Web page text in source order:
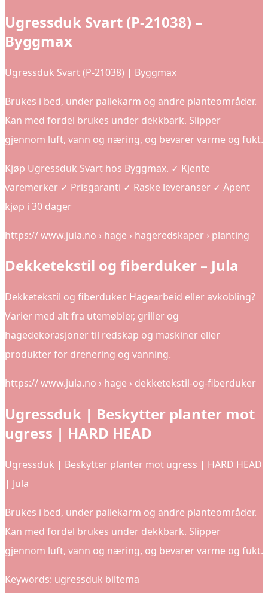
Ugressduk Svart (P-21038) –
Byggmax
Ugressduk Svart (P-21038) | Byggmax
Brukes i bed, under pallekarm og andre planteområder.
Kan med fordel brukes under dekkbark. Slipper
gjennom luft, vann og næring, og bevarer varme og fukt.
Kjøp Ugressduk Svart hos Byggmax. ✓ Kjente
varemerker ✓ Prisgaranti ✓ Raske leveranser ✓ Åpent
kjøp i 30 dager
https:// www.jula.no › hage › hageredskaper › planting
Dekketekstil og fiberduker – Jula
Dekketekstil og fiberduker. Hagearbeid eller avkobling?
Varier med alt fra utemøbler, griller og
hagedekorasjoner til redskap og maskiner eller
produkter for drenering og vanning.
https:// www.jula.no › hage › dekketekstil-og-fiberduker
Ugressduk | Beskytter planter mot
ugress | HARD HEAD
Ugressduk | Beskytter planter mot ugress | HARD HEAD
| Jula
Brukes i bed, under pallekarm og andre planteområder.
Kan med fordel brukes under dekkbark. Slipper
gjennom luft, vann og næring, og bevarer varme og fukt.
Keywords: ugressduk biltema